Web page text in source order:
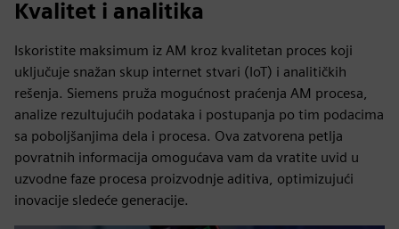
Kvalitet i analitika
Iskoristite maksimum iz AM kroz kvalitetan proces koji
uključuje snažan skup internet stvari (IoT) i analitičkih
rešenja. Siemens pruža mogućnost praćenja AM procesa,
analize rezultujućih podataka i postupanja po tim podacima
sa poboljšanjima dela i procesa. Ova zatvorena petlja
povratnih informacija omogućava vam da vratite uvid u
uzvodne faze procesa proizvodnje aditiva, optimizujući
inovacije sledeće generacije.